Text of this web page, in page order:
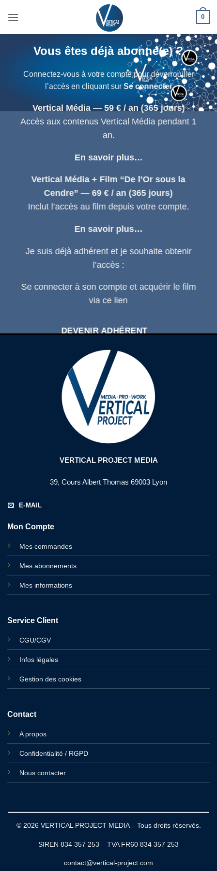
0
Vous êtes déjà abonné(e) ?
Connectez-vous à votre compte pour déverrouiller
l’accès en cliquant sur Se connecter
Vertical Média — 59 € / an (365 jours)
Accès aux contenus Vertical Média pendant 1
an.
En savoir plus…
Vertical Média + Film “De l’Or sous la
Cendre” — 69 € / an (365 jours)
Inclut l’accès au film depuis votre compte.
En savoir plus…
Je suis déjà adhérent et je souhaite obtenir
l’accès :
Se connecterà son compte et acquérir le film
via ce lien
DEVENIR ADHÉRENT
SE CONNECTER À SON COMPTE
D'ADHÉRENT
VERTICAL PROJECT MEDIA
39, Cours Albert Thomas 69003 Lyon
E-MAIL
Mon Compte
Mes commandes
Mes abonnements
Mes informations
Service Client
CGU/CGV
Infos légales
Gestion des cookies
Contact
A propos
Confidentialité / RGPD
Nous contacter
© 2026 VERTICAL PROJECT MEDIA – Tous droits réservés.
SIREN 834 357 253 – TVA FR60 834 357 253
contact@vertical-project.com